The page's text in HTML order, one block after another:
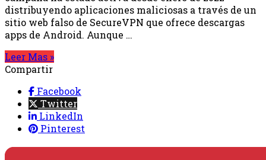
distribuyendo aplicaciones maliciosas a través de un
sitio web falso de SecureVPN que ofrece descargas
apps de Android. Aunque …
Leer Mas »
Compartir
Facebook
Twitter
LinkedIn
Pinterest